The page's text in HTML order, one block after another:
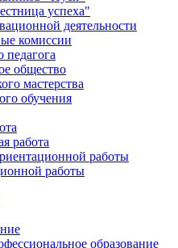
успеха"
деятельности
комиссии
общество
мастерства
обучения
работа
работы
работы
образование